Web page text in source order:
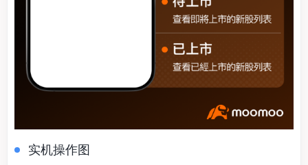
实机操作图